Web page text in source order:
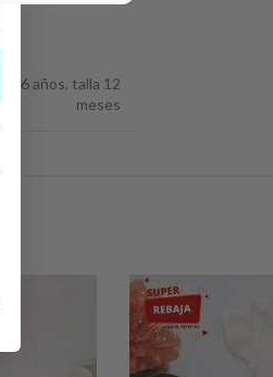
6 años, talla 12
meses